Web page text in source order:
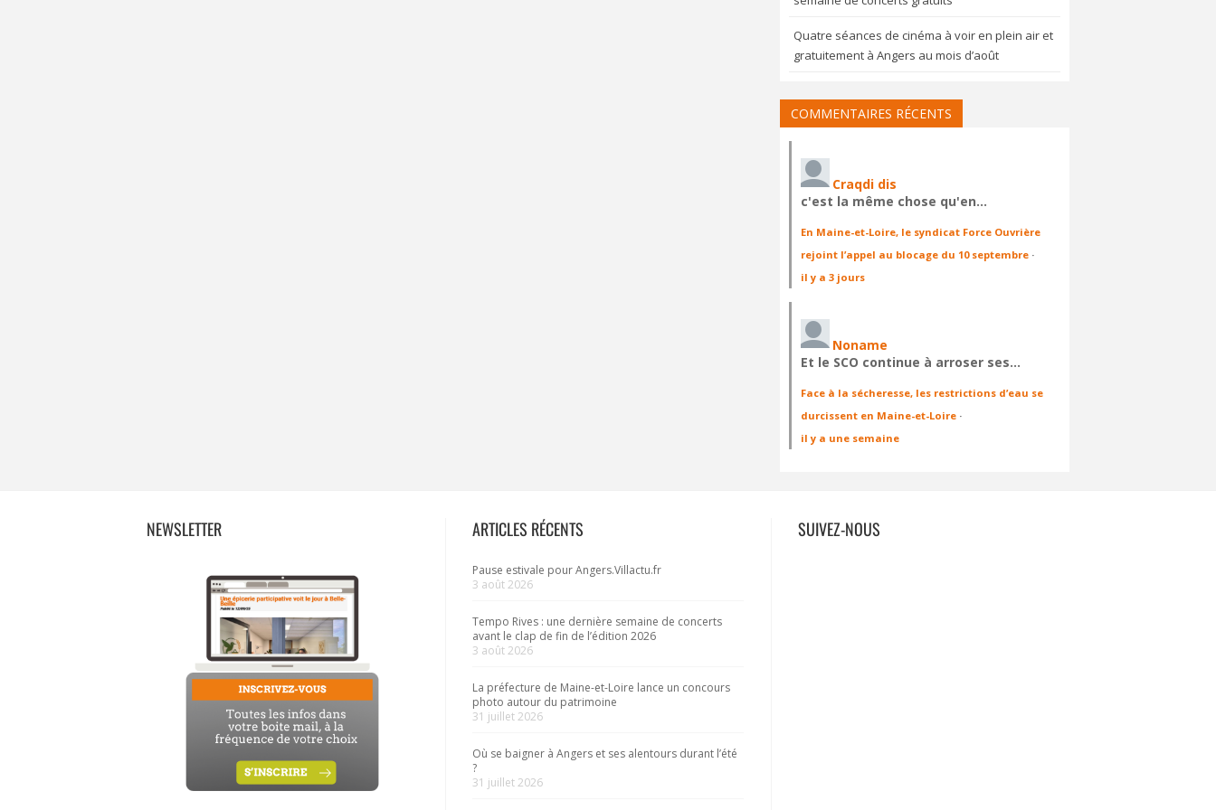
Quatre séances de cinéma à voir en plein air et
gratuitement à Angers au mois d’août
COMMENTAIRES RÉCENTS
Craqdi dis
c'est la même chose qu'en…
En Maine-et-Loire, le syndicat Force Ouvrière
rejoint l’appel au blocage du 10 septembre ·
il y a 3 jours
Noname
Et le SCO continue à arroser ses…
Face à la sécheresse, les restrictions d’eau se
durcissent en Maine-et-Loire ·
il y a une semaine
NEWSLETTER ARTICLES RÉCENTS
Pause estivale pour Angers.Villactu.fr
3 août 2026
Tempo Rives : une dernière semaine de concerts
avant le clap de fin de l’édition 2026
3 août 2026
La préfecture de Maine-et-Loire lance un concours
photo autour du patrimoine
31 juillet 2026
Où se baigner à Angers et ses alentours durant l’été
?
31 juillet 2026
SUIVEZ-NOUS